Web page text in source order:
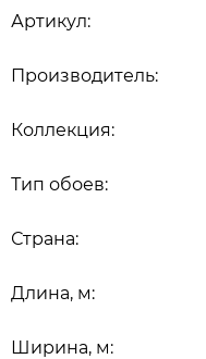
Артикул:
Производитель:
Коллекция:
Длина, м:
Ширина, м:
Страна:
Тип обоев: